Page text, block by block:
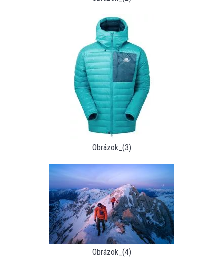
Obrázok_(3)
Obrázok_(4)